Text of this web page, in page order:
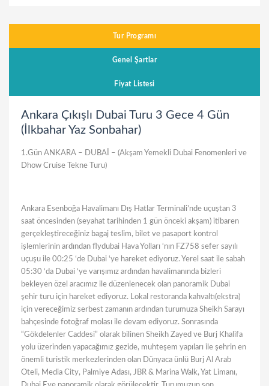
Tur Programı
Genel Şartlar
Fiyat Listesi
Ankara Çıkışlı Dubai Turu 3 Gece 4 Gün
(İlkbahar Yaz Sonbahar)
1.Gün ANKARA – DUBAİ – (Akşam Yemekli Dubai Fenomenleri ve
Dhow Cruise Tekne Turu)
Ankara Esenboğa Havalimanı Dış Hatlar Terminali’nde uçuştan 3
saat öncesinden (seyahat tarihinden 1 gün önceki akşam) itibaren
gerçekleştireceğiniz bagaj teslim, bilet ve pasaport kontrol
işlemlerinin ardından flydubai Hava Yolları ‘nın FZ758 sefer sayılı
uçuşu ile 00:25 ‘de Dubai ‘ye hareket ediyoruz. Yerel saat ile sabah
05:30 ‘da Dubai ‘ye varışımız ardından havalimanında bizleri
bekleyen özel aracımız ile düzenlenecek olan panoramik Dubai
şehir turu için hareket ediyoruz. Lokal restoranda kahvaltı(ekstra)
için vereceğimiz serbest zamanın ardından turumuza Sheikh Sarayı
bahçesinde fotoğraf molası ile devam ediyoruz. Sonrasında
“Gökdelenler Caddesi” olarak bilinen Sheikh Zayed ve Burj Khalifa
yolu üzerinden yapacağımız gezide, muhteşem yapıları ile şehrin en
önemli turistik merkezlerinden olan Dünyaca ünlü Burj Al Arab
Oteli, Media City, Palmiye Adası, JBR & Marina Walk, Yat Limanı,